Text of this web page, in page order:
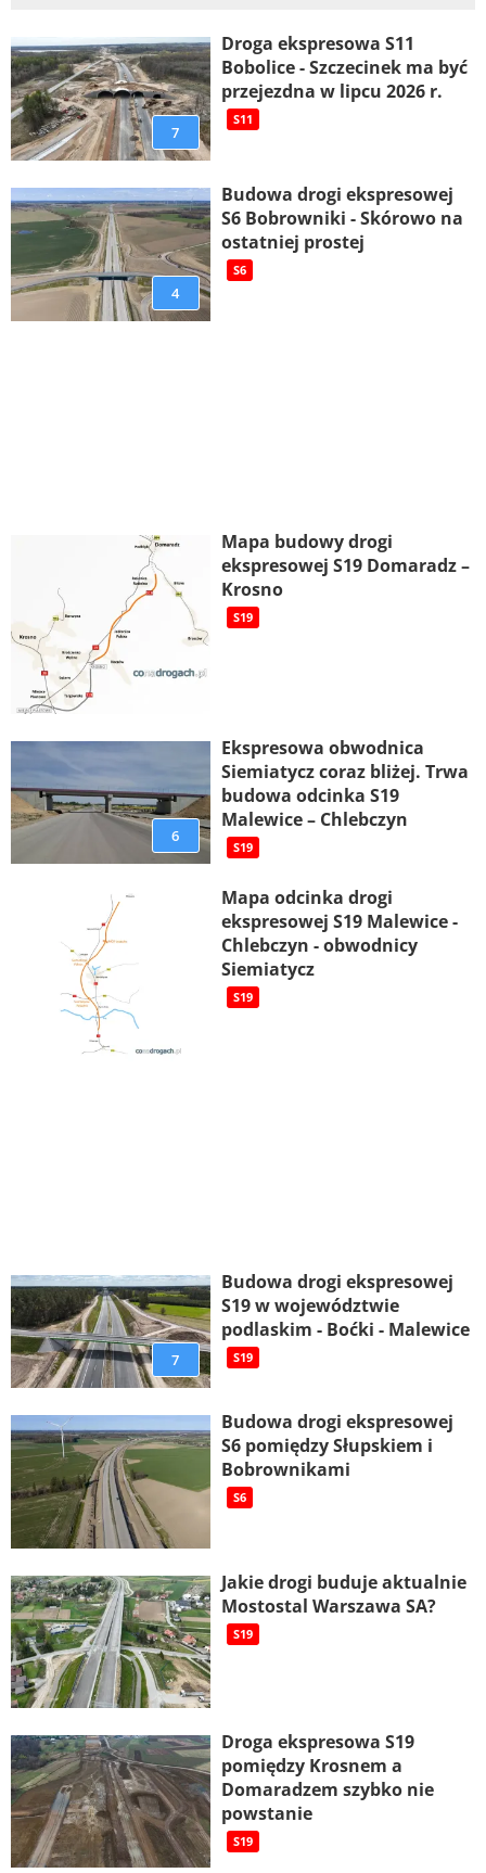
7
Droga ekspresowa S11
Bobolice - Szczecinek ma być
przejezdna w lipcu 2026 r.
S11
4
Budowa drogi ekspresowej
S6 Bobrowniki - Skórowo na
ostatniej prostej
S6
Mapa budowy drogi
ekspresowej S19 Domaradz –
Krosno
S19
6
Ekspresowa obwodnica
Siemiatycz coraz bliżej. Trwa
budowa odcinka S19
Malewice – Chlebczyn
S19
Mapa odcinka drogi
ekspresowej S19 Malewice -
Chlebczyn - obwodnicy
Siemiatycz
S19
7
Budowa drogi ekspresowej
S19 w województwie
podlaskim - Boćki - Malewice
S19
Budowa drogi ekspresowej
S6 pomiędzy Słupskiem i
Bobrownikami
S6
Jakie drogi buduje aktualnie
Mostostal Warszawa SA?
S19
Droga ekspresowa S19
pomiędzy Krosnem a
Domaradzem szybko nie
powstanie
S19